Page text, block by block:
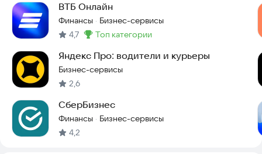
ВТБ Онлайн
Финансы · Бизнес-сервисы
4,7
Метка:
топ категории
Яндекс Про: водители и курьеры
Бизнес-сервисы
2,6
СберБизнес
Финансы · Бизнес-сервисы
4,2